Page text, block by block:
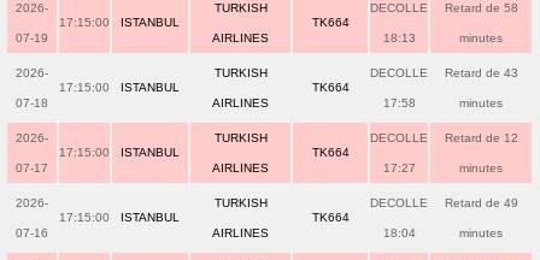
2026-
07-19
17:15:00 ISTANBUL
TURKISH
AIRLINES
TK664
DECOLLE
18:13
Retard de 58
minutes
2026-
07-18
17:15:00 ISTANBUL
TURKISH
AIRLINES
TK664
DECOLLE
17:58
Retard de 43
minutes
2026-
07-17
17:15:00 ISTANBUL
TURKISH
AIRLINES
TK664
DECOLLE
17:27
Retard de 12
minutes
2026-
07-16
17:15:00 ISTANBUL
TURKISH
AIRLINES
TK664
DECOLLE
18:04
Retard de 49
minutes